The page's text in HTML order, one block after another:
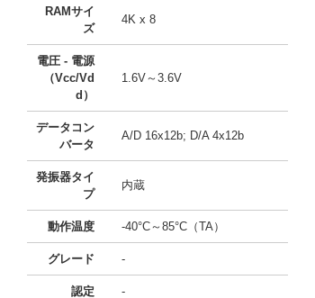
RAMサイ
ズ
4K x 8
電圧 - 電源
（Vcc/Vd
d）
1.6V～3.6V
データコン
バータ
A/D 16x12b; D/A 4x12b
発振器タイ
プ
内蔵
動作温度 -40°C～85°C（TA）
グレード -
認定 -